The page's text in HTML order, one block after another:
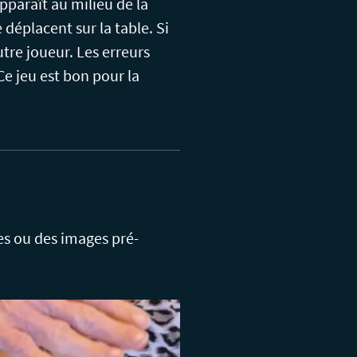
sur la table. Si
joueur. Les erreurs
jeu est bon pour la
ou des images pré-